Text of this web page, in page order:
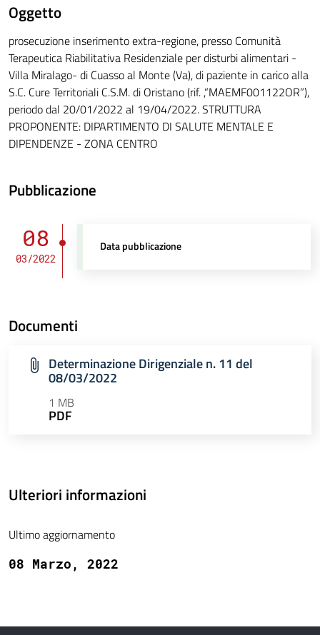
Oggetto
prosecuzione inserimento extra-regione, presso Comunità
Terapeutica Riabilitativa Residenziale per disturbi alimentari -
Villa Miralago- di Cuasso al Monte (Va), di paziente in carico alla
S.C. Cure Territoriali C.S.M. di Oristano (rif. ,“MAEMF001122OR”),
periodo dal 20/01/2022 al 19/04/2022. STRUTTURA
PROPONENTE: DIPARTIMENTO DI SALUTE MENTALE E
DIPENDENZE - ZONA CENTRO
Pubblicazione
08
03/2022
Data pubblicazione
Documenti
Determinazione Dirigenziale n. 11 del
08/03/2022
1 MB
PDF
Ulteriori informazioni
Ultimo aggiornamento
08 Marzo, 2022